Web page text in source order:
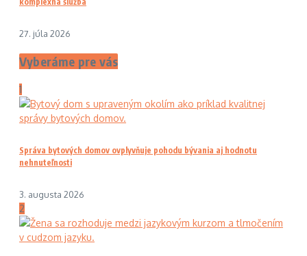
27. júla 2026
Vyberáme pre vás
1
Správa bytových domov ovplyvňuje pohodu bývania aj hodnotu
nehnuteľnosti
3. augusta 2026
2